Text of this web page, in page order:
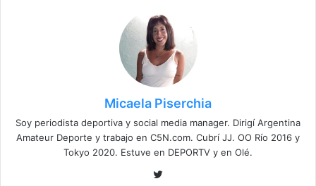
Micaela Piserchia
Soy periodista deportiva y social media manager. Dirigí Argentina
Amateur Deporte y trabajo en C5N.com. Cubrí JJ. OO Río 2016 y
Tokyo 2020. Estuve en DEPORTV y en Olé.